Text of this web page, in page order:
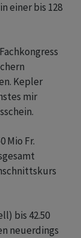
einer bis 128
Kepler
mir
Mio Fr.
bis 42.50
neuerdings